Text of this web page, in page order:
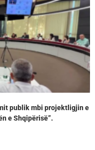
publik mbi projektligjin e
e Shqipërisë”.